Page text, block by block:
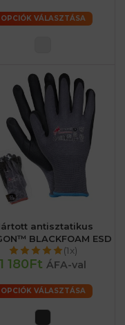
OPCIÓK VÁLASZTÁSA
antisztatikus
BLACKFOAM ESD
(1x)
1 180Ft ÁFA-val
OPCIÓK VÁLASZTÁSA